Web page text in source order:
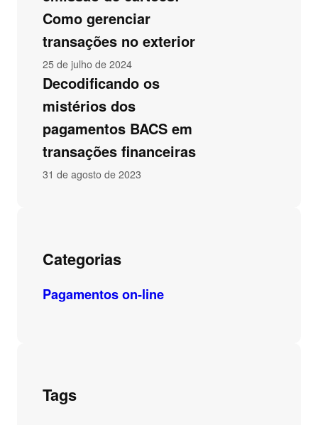
Como gerenciar
transações no exterior
25 de julho de 2024
Decodificando os
mistérios dos
pagamentos BACS em
transações financeiras
31 de agosto de 2023
Categorias
Pagamentos on-line
Tags